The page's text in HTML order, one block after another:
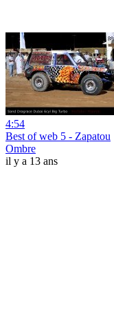
4:54
Best of web 5 - Zapatou
Ombre
il y a 13 ans